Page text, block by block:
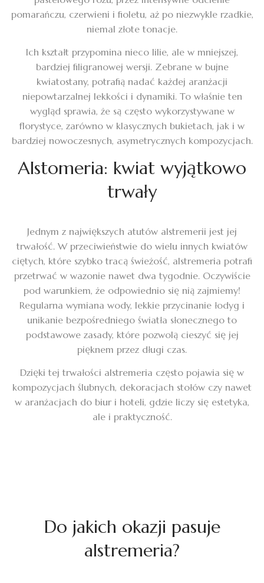
pomarańczu, czerwieni i fioletu, aż po niezwykle rzadkie,
niemal złote tonacje.
Ich kształt przypomina nieco lilie, ale w mniejszej,
bardziej filigranowej wersji. Zebrane w bujne
kwiatostany, potrafią nadać każdej aranżacji
niepowtarzalnej lekkości i dynamiki. To właśnie ten
wygląd sprawia, że są często wykorzystywane w
florystyce, zarówno w klasycznych bukietach, jak i w
bardziej nowoczesnych, asymetrycznych kompozycjach.
Alstomeria: kwiat wyjątkowo
trwały
Jednym z największych atutów alstremerii jest jej
trwałość. W przeciwieństwie do wielu innych kwiatów
ciętych, które szybko tracą świeżość, alstremeria potrafi
przetrwać w wazonie nawet dwa tygodnie. Oczywiście
pod warunkiem, że odpowiednio się nią zajmiemy!
Regularna wymiana wody, lekkie przycinanie łodyg i
unikanie bezpośredniego światła słonecznego to
podstawowe zasady, które pozwolą cieszyć się jej
pięknem przez długi czas.
Dzięki tej trwałości alstremeria często pojawia się w
kompozycjach ślubnych, dekoracjach stołów czy nawet
w aranżacjach do biur i hoteli, gdzie liczy się estetyka,
ale i praktyczność.
Do jakich okazji pasuje
alstremeria?